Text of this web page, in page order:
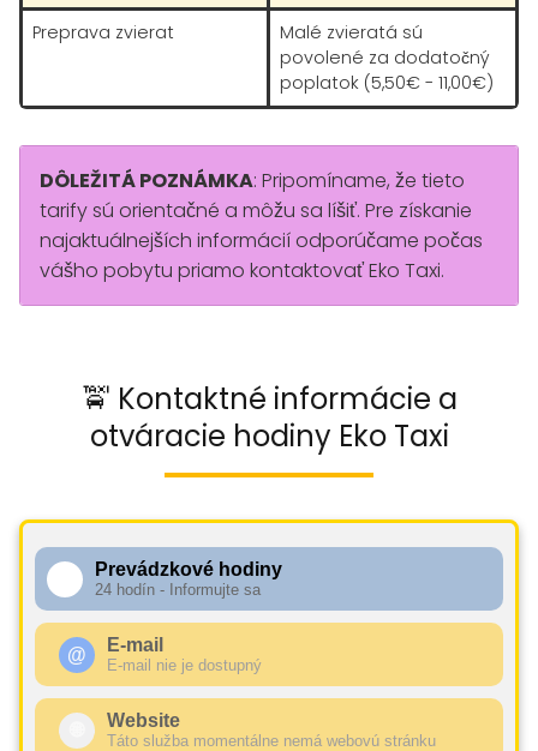
Preprava zvierat
Malé zvieratá sú
povolené za dodatočný
poplatok (5,50€ - 11,00€)
DÔLEŽITÁ POZNÁMKA: Pripomíname, že tieto
tarify sú orientačné a môžu sa líšiť. Pre získanie
najaktuálnejších informácií odporúčame počas
vášho pobytu priamo kontaktovať Eko Taxi.
🚖 Kontaktné informácie a
otváracie hodiny Eko Taxi
Prevádzkové hodiny
24 hodín - Informujte sa
@ E-mail
E-mail nie je dostupný
Website
Táto služba momentálne nemá webovú stránku